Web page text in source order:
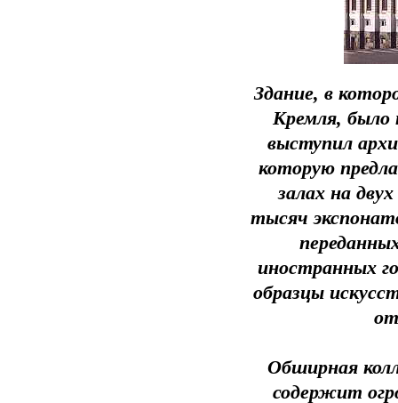
Здание, в
Кремля, было
выступил
которую
залах на
тысяч
иностранных
образцы
Обширная
содержит